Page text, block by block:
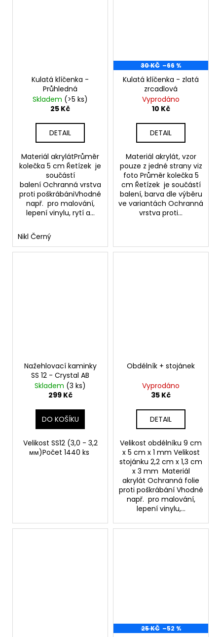
Kulatá klíčenka -
Průhledná
Skladem (>5 ks)
25 Kč
DETAIL
Materiál akrylátPrůměr
kolečka 5 cm Řetízek je
součástí
balení Ochranná vrstva
proti poškrábániVhodné
např. pro malování,
lepení vinylu, rytí a...
Nikl Černý
30 KČ –66 %
Kulatá klíčenka - zlatá
zrcadlová
Vyprodáno
10 Kč
DETAIL
Materiál akrylát, vzor
pouze z jedné strany viz
foto Průměr kolečka 5
cm Řetízek je součástí
balení, barva dle výběru
ve variantách Ochranná
vrstva proti...
Nažehlovací kaminky
SS 12 - Crystal AB
Skladem (3 ks)
299 Kč
DO KOŠÍKU
Velikost SS12 (3,0 - 3,2
мм)Počet 1440 ks
Obdélník + stojánek
Vyprodáno
35 Kč
DETAIL
Velikost obdélníku 9 cm
x 5 cm x 1 mm Velikost
stojánku 2,2 cm x 1,3 cm
x 3 mm Materiál
akrylát Ochranná folie
proti poškrábání Vhodné
např. pro malování,
lepení vinylu,...
25 KČ –52 %